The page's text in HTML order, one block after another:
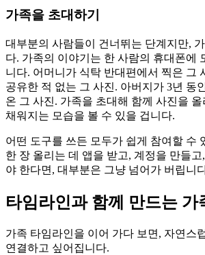
가족을 초대하기
대부분의 사람들이 건너뛰는 단계지만,
다. 가족의 이야기는 한 사람의 휴대폰에
니다. 어머니가 식탁 반대편에서 찍은 그
공유한 적 없는 그 사진. 아버지가 3년 동
온 그 사진. 가족을 초대해 함께 사진을
채워지는 모습을 볼 수 있을 겁니다.
어떤 도구를 쓰든 모두가 쉽게 참여할 수
한 장 올리는 데 앱을 받고, 계정을 만들고
야 한다면, 대부분은 그냥 넘어가 버립니
타임라인과 함께 만드는 가
가족 타임라인을 이어 가다 보면, 자연스
연결하고 싶어집니다.